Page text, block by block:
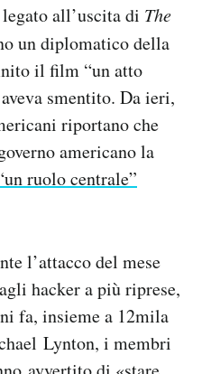
all’uscita di The
un diplomatico della
il film “un atto
smentito. Da ieri,
riportano che
americano la
ruolo centrale”
l’attacco del mese
hacker a più riprese,
fa, insieme a 12mila
Lynton, i membri